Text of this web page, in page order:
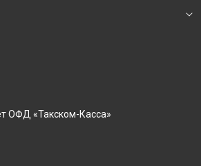
ОФД «Такском-Касса»